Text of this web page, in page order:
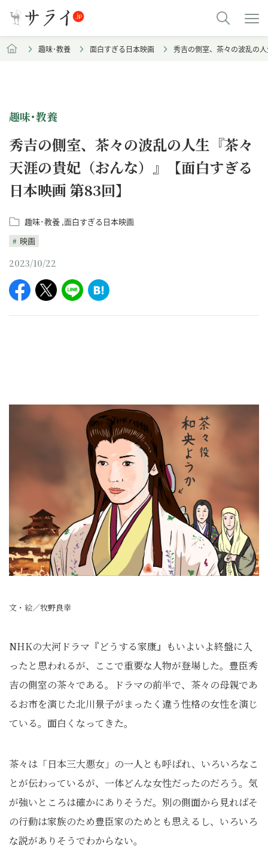
趣味･教養 面白すぎる日本映画 秀吉の側室、茶々の波乱の
趣味･教養
秀吉の側室、茶々の波乱の人生『茶々
天涯の貴妃（おんな）』【面白すぎる
日本映画 第83回】
趣味･教養 面白すぎる日本映画
映画
2023/10/22
文・絵／牧野良幸
NHKの大河ドラマ『どうする家康』もいよいよ終盤に入
ったと思われるが、ここで重要な人物が登場した。豊臣秀
吉の側室の茶々である。ドラマの前半で、茶々の母親であ
るお市を演じた北川景子がまったく違う性格の女性を演じ
ている。面白くなってきた。
茶々は「日本三大悪女」の一人とも呼ばれ、いろいろなこ
とが伝わっているが、一体どんな女性だったのだろう。気
が強いところは確かにありそうだ。別の側面から見ればそ
の行動は家族のため豊臣家のためとも思えるし、いろいろ
な説がありそうでわからない。